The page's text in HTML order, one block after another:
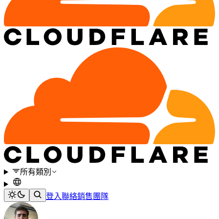
所有類別
登入聯絡銷售團隊